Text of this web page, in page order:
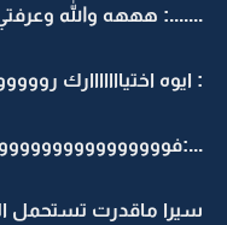
.......: هههه والله
: ايوه اختيااااااارك
سيرا ماقدرت تستحمل